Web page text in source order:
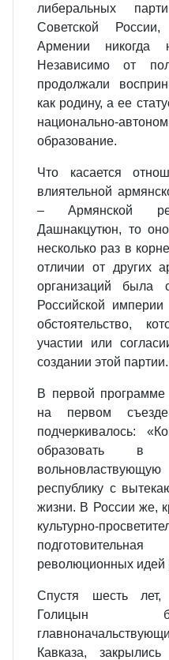
либеральных
Советской
Армении никогда
Независимо от
продолжали
как родину, а ее
национально-
образование.
Что касается
влиятельной
– Армянской
Дашнакцутюн, то
несколько раз в
отличии от других
организаций была
Российской
обстоятельство,
участии или
создании этой партии.
В первой
на первом
подчеркивалось:
образовать в
республику с
жизни. В России же,
культурно-
революционных идей
Спустя шесть лет,
Голицын
Кавказа,